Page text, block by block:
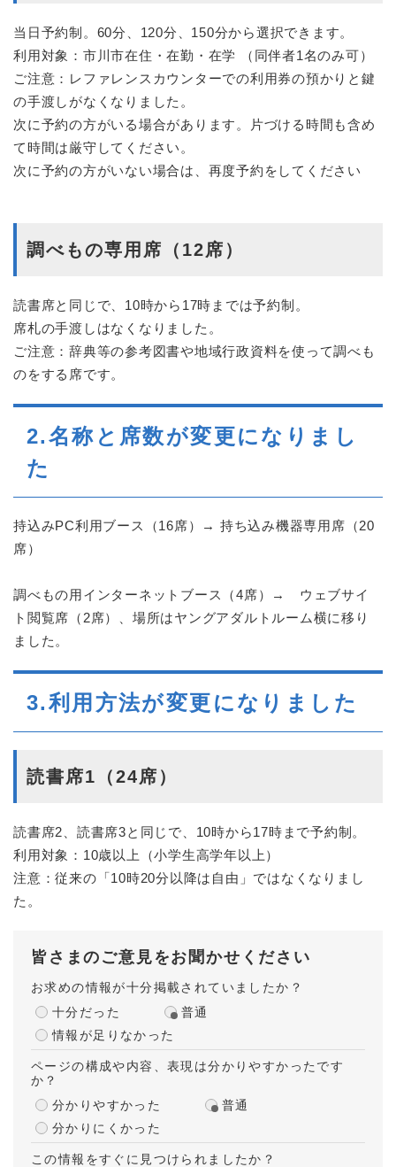
当日予約制。60分、120分、150分から選択できます。
利用対象：市川市在住・在勤・在学 （同伴者1名のみ可）
ご注意：レファレンスカウンターでの利用券の預かりと鍵
の手渡しがなくなりました。
次に予約の方がいる場合があります。片づける時間も含め
て時間は厳守してください。
次に予約の方がいない場合は、再度予約をしてください
調べもの専用席（12席）
読書席と同じで、10時から17時までは予約制。
席札の手渡しはなくなりました。
ご注意：辞典等の参考図書や地域行政資料を使って調べも
のをする席です。
2.名称と席数が変更になりまし
た
持込みPC利用ブース（16席）→ 持ち込み機器専用席（20
席）
調べもの用インターネットブース（4席）→ ウェブサイ
ト閲覧席（2席）、場所はヤングアダルトルーム横に移り
ました。
3.利用方法が変更になりました
読書席1（24席）
読書席2、読書席3と同じで、10時から17時まで予約制。
利用対象：10歳以上（小学生高学年以上）
注意：従来の「10時20分以降は自由」ではなくなりまし
た。
皆さまのご意見をお聞かせください
お求めの情報が十分掲載されていましたか？
十分だった
普通
情報が足りなかった
ページの構成や内容、表現は分かりやすかったです
か？
分かりやすかった
普通
分かりにくかった
この情報をすぐに見つけられましたか？